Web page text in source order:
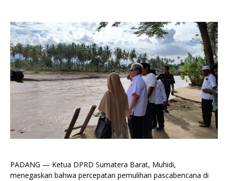
PADANG — Ketua DPRD Sumatera Barat, Muhidi,
menegaskan bahwa percepatan pemulihan pascabencana di